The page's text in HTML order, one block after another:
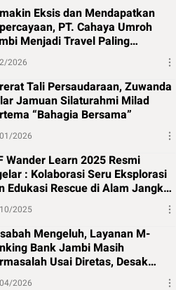
Eksis dan Mendapatkan
PT. Cahaya Umroh
Menjadi Travel Paling
di Jambi
2026
Tali Persaudaraan, Zuwanda
Jamuan Silaturahmi Milad
“Bahagia Bersama”
2026
Wander Learn 2025 Resmi
: Kolaborasi Seru Eksplorasi
Edukasi Rescue di Alam Jangkat
2025
Mengeluh, Layanan M-
Bank Jambi Masih
Usai Diretas, Desak
Segera
2026